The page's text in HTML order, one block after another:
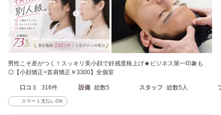
男性こそ差がつく！スッキリ美小顔で好感度格上げ★ビジネス第一印象も
◎【小顔矯正+首肩矯正￥3300】全個室
口コミ 316件 設備 総数5 スタッフ 総数5人
スマート支払いOK